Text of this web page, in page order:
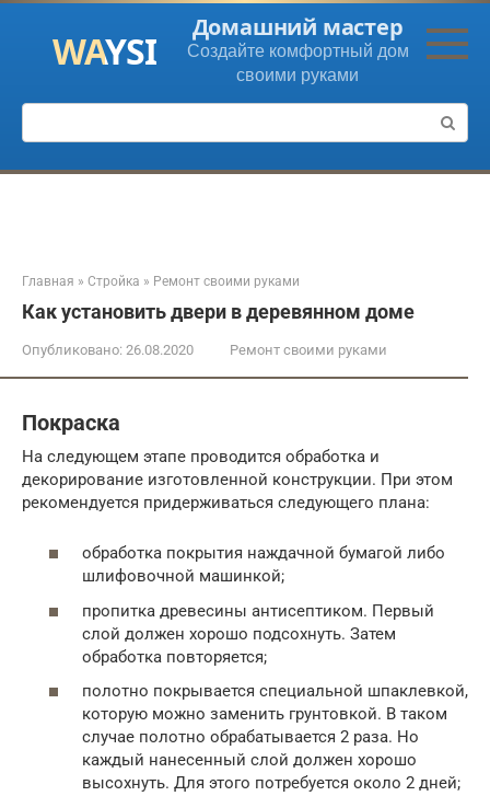
Перейти
контенту
Домашний мастер
Создайте комфортный дом
своими руками
Поиск:
Главная » Стройка » Ремонт своими руками
Как установить двери в деревянном доме
Опубликовано: 26.08.2020 Ремонт своими руками
Покраска
На следующем этапе проводится обработка и
декорирование изготовленной конструкции. При этом
рекомендуется придерживаться следующего плана:
обработка покрытия наждачной бумагой либо
шлифовочной машинкой;
пропитка древесины антисептиком. Первый
слой должен хорошо подсохнуть. Затем
обработка повторяется;
полотно покрывается специальной шпаклевкой,
которую можно заменить грунтовкой. В таком
случае полотно обрабатывается 2 раза. Но
каждый нанесенный слой должен хорошо
высохнуть. Для этого потребуется около 2 дней;